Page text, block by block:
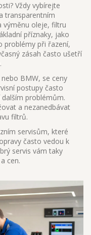
Vždy vybírejte
transparentním
výměnu oleje, filtru
příznaky, jako
problémy při řazení,
zásah často ušetří
BMW, se ceny
postupy často
problémům.
a nezanedbávat
filtrů.
servisům, které
často vedou k
servis vám taky
cen.